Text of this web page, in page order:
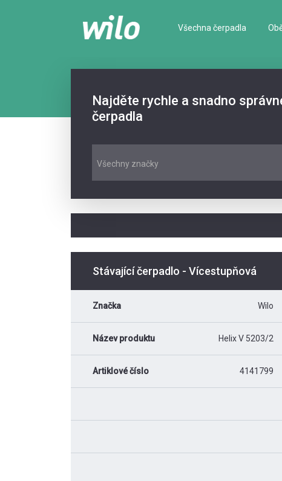
Všechna čerpadla
Najděte rychle a snadno
čerpadla
Všechny značky
Stávající čerpadlo - Vícestupňová
Značka Wilo
Název produktu Helix V 5203/2
Artiklové číslo 4141799